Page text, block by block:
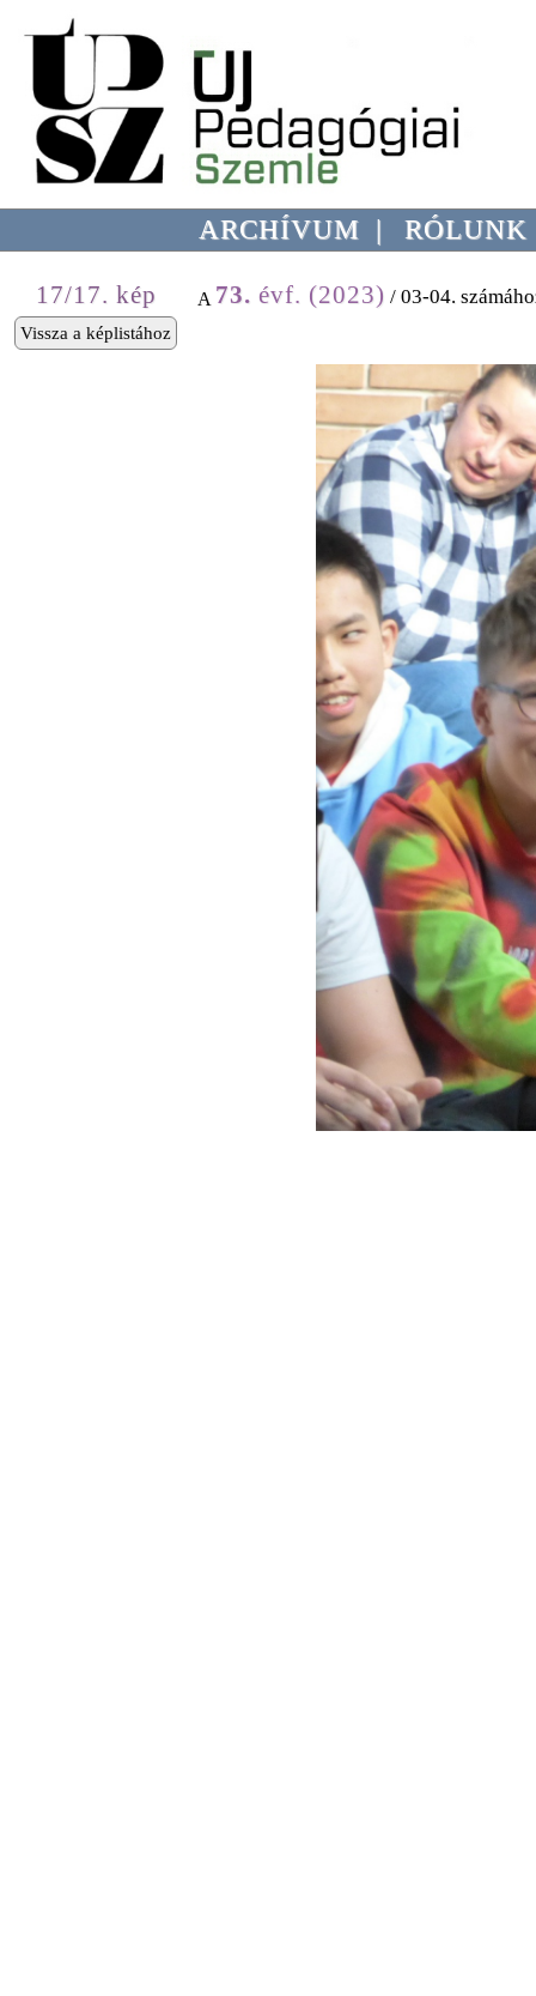
ARCHÍVUM | RÓLUNK
A 73. évf. (2023) / 03-04.
17/17. kép
Vissza a képlistához